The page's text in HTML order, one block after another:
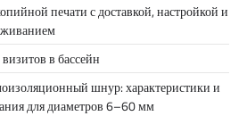
печати с доставкой, настройкой и
в бассейн
шнур: характеристики и
для диаметров 6–60 мм